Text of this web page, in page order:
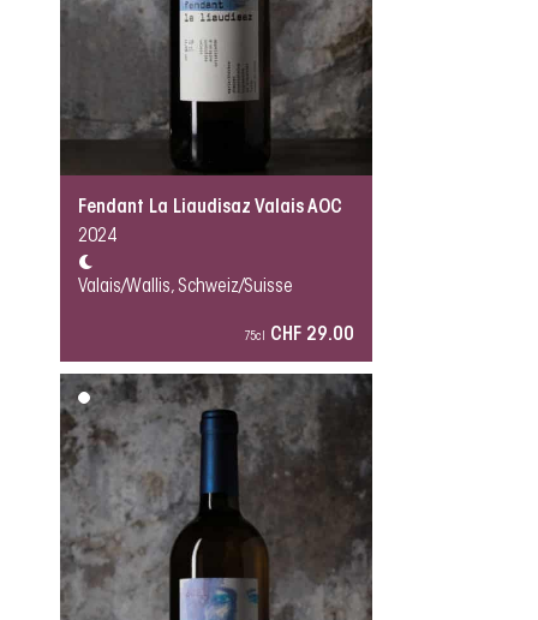
Fendant La Liaudisaz Valais AOC
2024
Valais/Wallis, Schweiz/Suisse
75cl CHF 29.00